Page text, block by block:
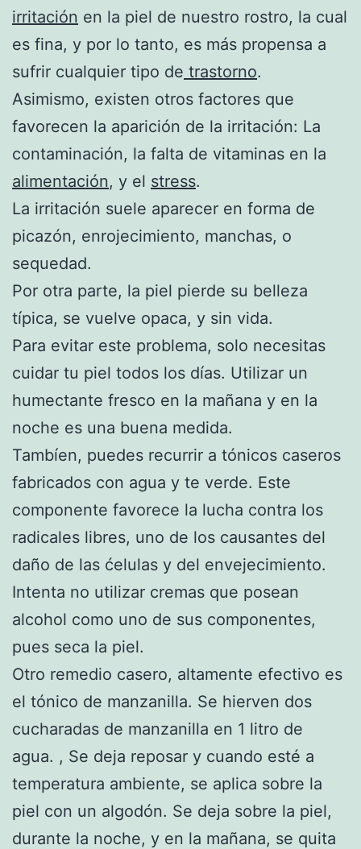
irritación en la piel de nuestro rostro, la cual
es fina, y por lo tanto, es más propensa a
sufrir cualquier tipo de trastorno.
Asimismo, existen otros factores que
favorecen la aparición de la irritación: La
contaminación, la falta de vitaminas en la
alimentación, y el stress.
La irritación suele aparecer en forma de
picazón, enrojecimiento, manchas, o
sequedad.
Por otra parte, la piel pierde su belleza
típica, se vuelve opaca, y sin vida.
Para evitar este problema, solo necesitas
cuidar tu piel todos los días. Utilizar un
humectante fresco en la mañana y en la
noche es una buena medida.
Tambíen, puedes recurrir a tónicos caseros
fabricados con agua y te verde. Este
componente favorece la lucha contra los
radicales libres, uno de los causantes del
daño de las ćelulas y del envejecimiento.
Intenta no utilizar cremas que posean
alcohol como uno de sus componentes,
pues seca la piel.
Otro remedio casero, altamente efectivo es
el tónico de manzanilla. Se hierven dos
cucharadas de manzanilla en 1 litro de
agua. , Se deja reposar y cuando esté a
temperatura ambiente, se aplica sobre la
piel con un algodón. Se deja sobre la piel,
durante la noche, y en la mañana, se quita